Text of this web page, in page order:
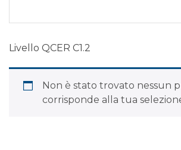
Livello QCER C1.2
Non è stato trovato nessun
corrisponde alla tua